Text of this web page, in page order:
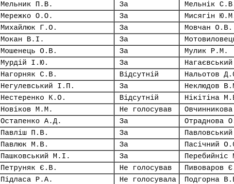
Мельник П.В.
За Мельнік
Мережко О.О.
За Мисягін
Михайлюк Г.О.
За Мовчан О.В.
Мокан В.І.
За
Мошенець О.В.
За Мулик Р.М.
Мурдій І.Ю.
За
Нагорняк С.В.
Відсутній Нальотов
Негулевський І.П.
За Неклюдов
Нестеренко К.О.
Відсутній Нікітіна
Новіков М.М.
Не голосував
Остапенко А.Д.
За Отраднова
Павліш П.В.
За
Павлюк М.В.
За Пасічний
Пашковський М.І.
За Перебийніс
Петруняк Є.В.
Не голосував Пивоваров
Підласа Р.А.
Не голосувала Подгорна